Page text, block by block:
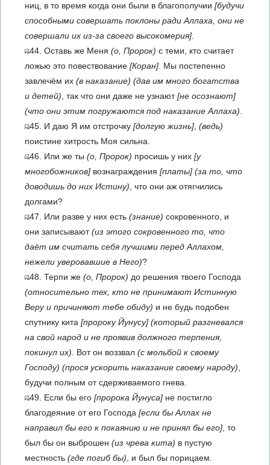
ниц, в то время когда они были в благополучии [будучи
способными совершать поклоны ради Аллаха, они не
совершали их из-за своего высокомерия]
44. Оставь же Меня (о, Пророк) с теми, кто считает
ложью это повествование [Коран] . Мы постепенно
завлечём их (в наказание) (дав им много богатства
и детей) , так что они даже не узнают[не осознают]
(что они этим погружаются под наказание Аллаха)
45. И даю Я им отстрочку [долгую жизнь] (ведь)
поистине хитрость Моя сильна.
46. Или же ты (о, Пророк) просишь у них [у
многобожников] вознаграждения [платы] (за то, что
доводишь до них Истину) , что они аж отягчились
долгами?
47. Или разве у них есть (знание) сокровенного, и
они записывают(из этого сокровенного то, что
даёт им считать себя лучшими перед Аллахом,
нежели уверовавшие в Него)?
48. Терпи же (о, Пророк) до решения твоего Господа
(относительно тех, кто не принимают Истинную
Веру и причиняют тебе обиду) и не будь подобен
спутнику кита [пророку Йунусу] (который разгневался
на свой народ и не проявив должного терпения,
покинул их) . Вот он воззвал (с мольбой к своему
Господу) (прося ускорить наказание своему народу)
будучи полным от сдерживаемого гнева.
49. Если бы его [пророка Йунуса] не постигло
благодеяние от его Господа [если бы Аллах не
направил бы его к покаянию и не принял бы его] , то
был бы он выброшен (из чрева кита) в пустую
местность (где погиб бы) , и был бы порицаем.